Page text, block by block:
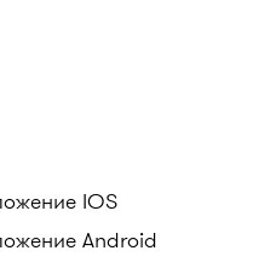
IOS
Android